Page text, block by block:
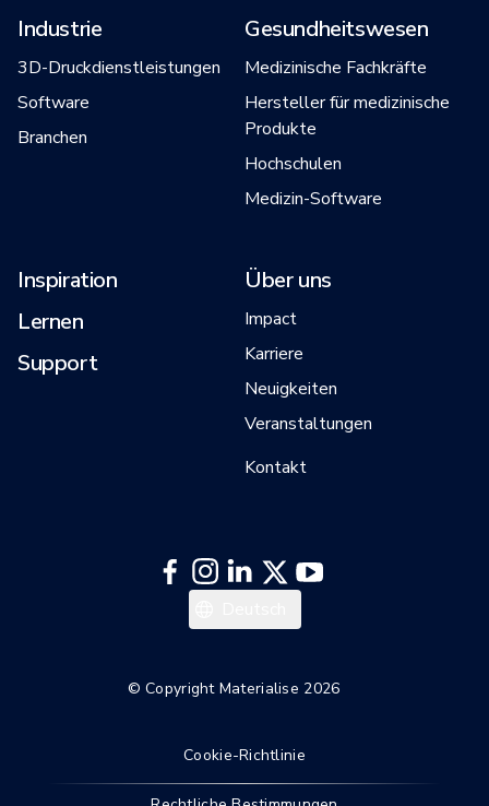
Industrie
3D-Druckdienstleistungen
Software
Branchen
Gesundheitswesen
Medizinische Fachkräfte
Hersteller für medizinische
Produkte
Hochschulen
Medizin-Software
Inspiration
Lernen
Support
Über uns
Impact
Karriere
Neuigkeiten
Veranstaltungen
Kontakt
Español
English
© Copyright Materialise 2026
Cookie-Richtlinie